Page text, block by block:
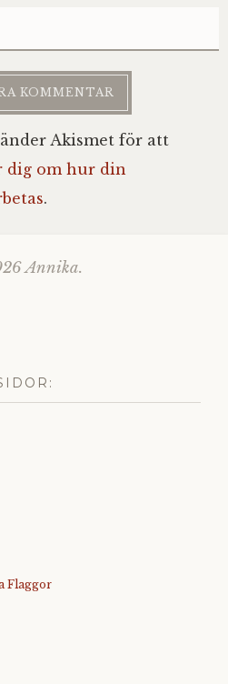
Akismet för att
dig om hur din
.
Annika.
Flaggor